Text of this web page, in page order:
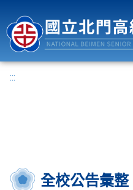
:::
全校公告彙整